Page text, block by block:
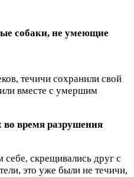
собаки, не умеющие
течичи сохранили свой
вместе с умершим
во время разрушения
себе, скрещивались друг с
это уже были не течичи,